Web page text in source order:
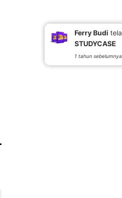
STUDYCASE
1 tahun sebelumnya